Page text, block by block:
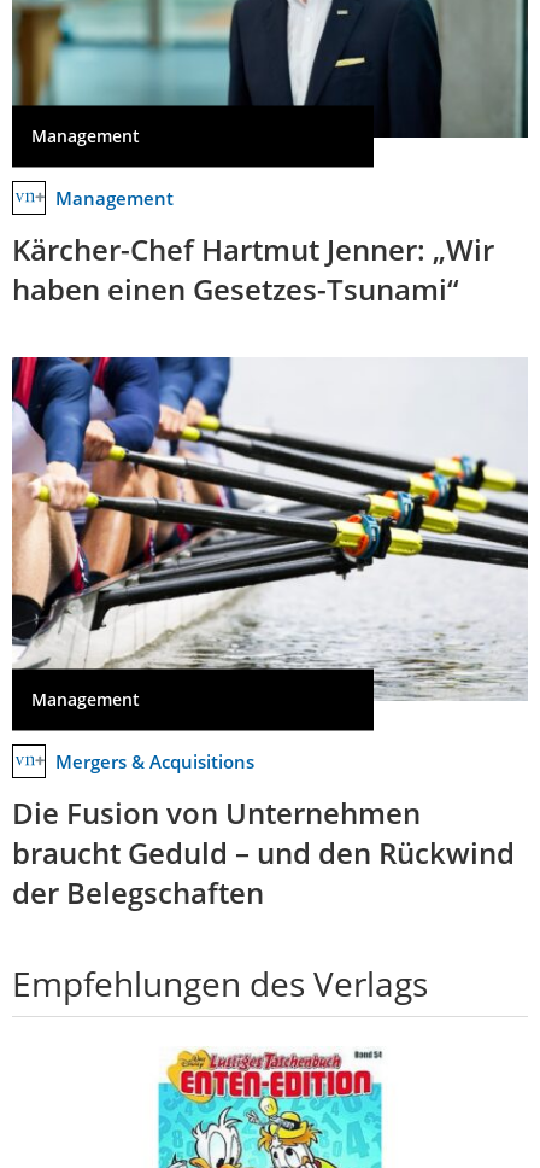
Management
Management
Kärcher-Chef Hartmut Jenner: „Wir
haben einen Gesetzes-Tsunami“
Management
Mergers & Acquisitions
Die Fusion von Unternehmen
braucht Geduld – und den Rückwind
der Belegschaften
Empfehlungen des Verlags